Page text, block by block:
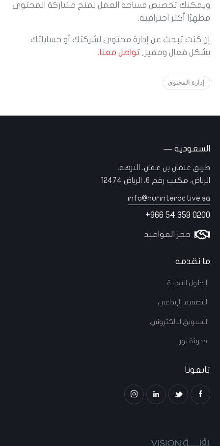
ويمكنك تخصيص مساحة العمل لمنح مشاركة المحتوى
مظهرًا أكثر احترافية.
إن كنت تبحث عن إدارة محتوى لشركتك أو حساباتك
بشكل فعال ومميز, تواصل معنا.
إدارة المحتوى
السعودية —
طريق عثمان بن عفان، النزهة،
الرياض، مكتب رقم 6، الرياض 12474
info@nurinteractive.sa
+966 54 359 0200
حجز المواعيد
ما نقدمه
الحلول التقنية
التصميم الإبداعي
التسويق الالكتروني
مدونة نور
تابعونا